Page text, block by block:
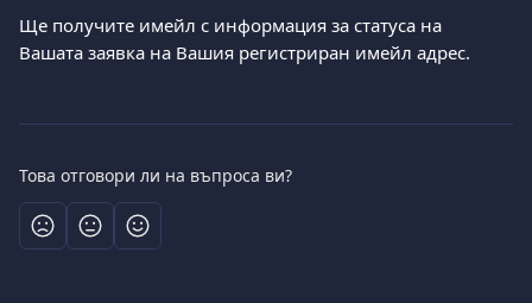
Ще получите имейл с информация за статуса на
Вашата заявка на Вашия регистриран имейл адрес.
Това отговори ли на въпроса ви?